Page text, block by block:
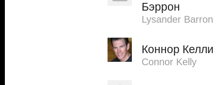
Бэррон
Lysander Barron
Коннор Келли
Connor Kelly